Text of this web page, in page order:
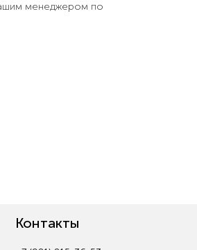
менеджером по
Контакты